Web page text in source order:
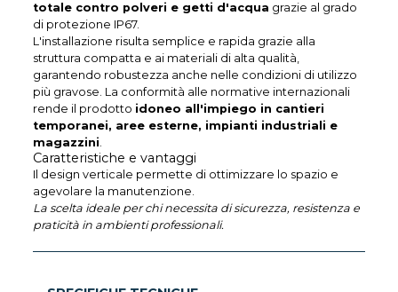
totale contro polveri e getti d'acqua grazie al grado
di protezione IP67.
L'installazione risulta semplice e rapida grazie alla
struttura compatta e ai materiali di alta qualità,
garantendo robustezza anche nelle condizioni di utilizzo
più gravose. La conformità alle normative internazionali
rende il prodotto idoneo all'impiego in cantieri
temporanei, aree esterne, impianti industriali e
magazzini.
Caratteristiche e vantaggi
Il design verticale permette di ottimizzare lo spazio e
agevolare la manutenzione.
La scelta ideale per chi necessita di sicurezza, resistenza e
praticità in ambienti professionali.